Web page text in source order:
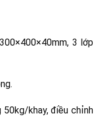
3 lớp
khay, điều chỉnh